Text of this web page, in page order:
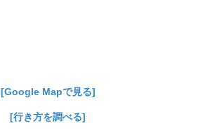
[Google Mapで見る]
[行き方を調べる]